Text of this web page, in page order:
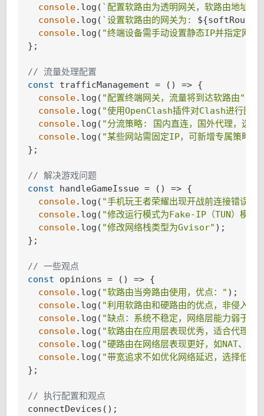
console.log( `配置软路由为透明网关，软路由地址:
console.log( `设置软路由的网关为:
console.log( "终端设备需手动设置静态IP并指定网关
};
// 流量处理配置
const trafficManagement = () => {
console.log( "配置终端网关，流量将到达软路由"
console.log( "使用OpenClash插件对Clash进行图形
console.log( "分流策略: 国内直连，国外代理，选择
console.log( "某些网站需固定IP，可新增专属策略组
};
// 解决游戏问题
const handleGameIssue = () => {
console.log( "手机玩王者荣耀出现开战前连接错误问
console.log( "修改运行模式为Fake-IP（TUN）模式"
console.log( "修改网络栈类型为Gvisor" );
};
// 一些观点
const opinions = () => {
console.log( "软路由当旁路由使用，优点：" );
console.log( "利用软路由和硬路由的优点，非侵入式
console.log( "缺点：系统不稳定，网络层能力弱于硬
console.log( "软路由在应用层表现优秀，适合代理服
console.log( "硬路由在网络层表现更好，如NAT、小
console.log( "带宽追求不如优化网络延迟，选择低延
};
// 执行配置和观点
connectDevices();